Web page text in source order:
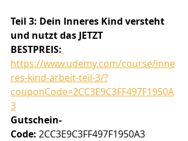
Teil 3: Dein Inneres Kind versteht
und nutzt das JETZT
BESTPREIS:
https://www.udemy.com/course/inne
res-kind-arbeit-teil-3/?
couponCode=2CC3E9C3FF497F1950A
3
Gutschein-
Code: 2CC3E9C3FF497F1950A3